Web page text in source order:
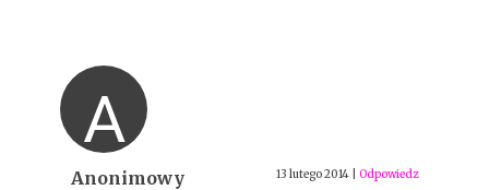
A
Anonimowy 13 lutego 2014 Odpowiedz